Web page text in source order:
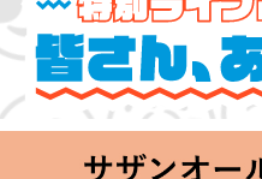
サザンオールスターズ 特
「Keep Smilin’～皆さん、
2020.06.25 Thu 20:00